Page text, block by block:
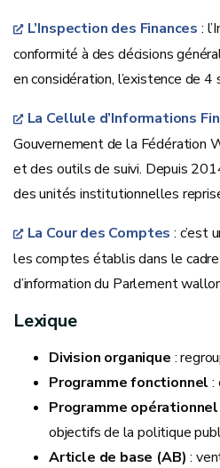
L’Inspection des Finances :
conformité à des décisions
en considération, l’existence de
La Cellule d’Informations
Gouvernement de la Fédération
et des outils de suivi. Depuis
des unités institutionnelles
La Cour des Comptes : c’est
les comptes établis dans le cadre
d’information du Parlement
Lexique
Division organique :
Programme fonctionnel:
Programme opérationnel
objectifs de la politique
Article de base (AB):